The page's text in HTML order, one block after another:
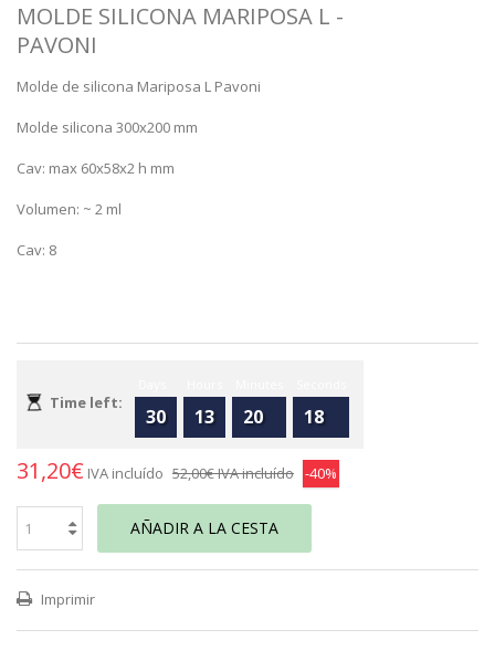
MOLDE SILICONA MARIPOSA L -
PAVONI
Molde de silicona Mariposa L Pavoni
Molde silicona 300x200 mm
Cav: max 60x58x2 h mm
Volumen: ~ 2 ml
Cav: 8
Time left:
30 13 20 18
31,20€ IVA incluído 52,00€IVA incluído -40%
AÑADIR A LA CESTA
Imprimir